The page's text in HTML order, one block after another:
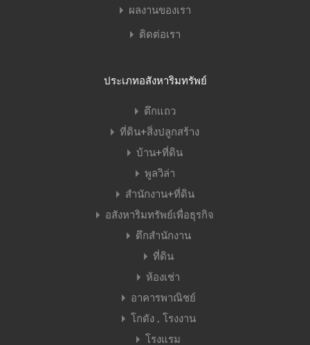
ผลงานของเรา
ติดต่อเรา
ประเภทอสังหาริมทรัพย์
ตึกแถว
ที่ดิน+สิ่งปลูกสร้าง
บ้าน+ที่ดิน
พูลวิล่า
สำนักงาน+ที่ดิน
อสังหาริมทรัพย์เพื่อธุรกิจ
ตึกสำนักงาน
ที่ดิน
ห้องเช่า
อาคารพาณิชย์
โกดัง , โรงงาน
โรงแรม